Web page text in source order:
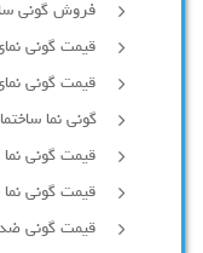
فروش گونی
قیمت گونی
قیمت گونی
گونی نما
قیمت گونی
قیمت گونی نما
قیمت گونی